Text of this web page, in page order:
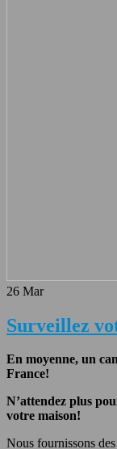
26 Mar
Surveillez
En moyenne, un
France!
N’attendez plus
votre maison!
Nous fournissons